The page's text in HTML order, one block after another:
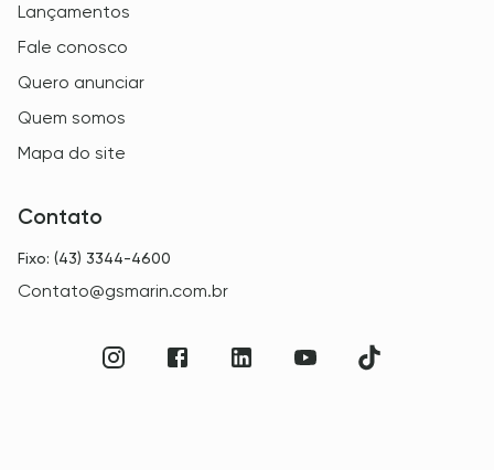
Lançamentos
Fale conosco
Quero anunciar
Quem somos
Mapa do site
Contato
Fixo: (43) 3344-4600
Contato@gsmarin.com.br